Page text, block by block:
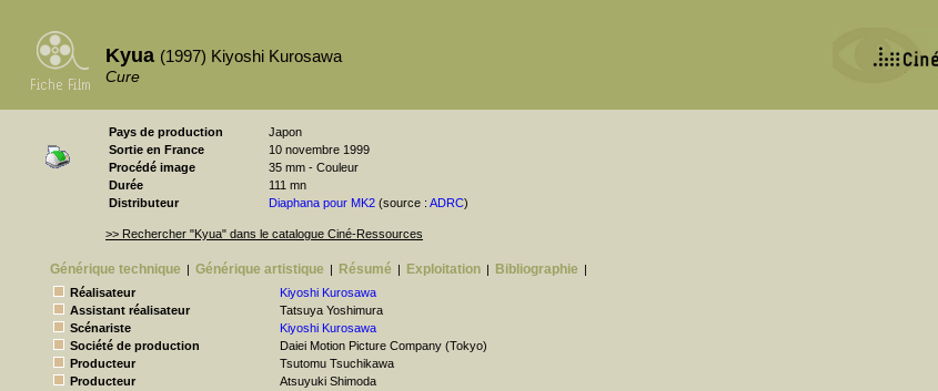
Kyua (1997) Kiyoshi Kurosawa
Cure
Pays de production
Japon
Sortie en France
10 novembre 1999
Procédé image
35 mm - Couleur
Durée
111 mn
Distributeur
Diaphana pour MK2 (source : ADRC)
>> Rechercher "Kyua" dans le catalogue Ciné-Ressources
Générique technique | Générique artistique | Résumé | Exploitation | Bibliographie |
Réalisateur
Kiyoshi Kurosawa
Assistant réalisateur
Tatsuya Yoshimura
Scénariste
Kiyoshi Kurosawa
Société de production
Daiei Motion Picture Company (Tokyo)
Producteur
Tsutomu Tsuchikawa
Producteur
Atsuyuki Shimoda